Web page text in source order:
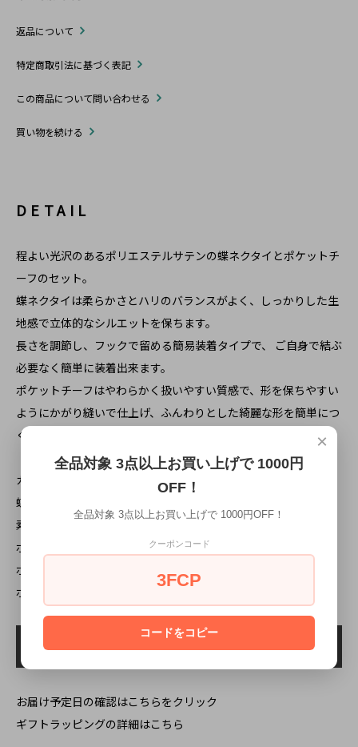
返品について
特定商取引法に基づく表記
この商品について問い合わせる
買い物を続ける
DETAIL
程よい光沢のあるポリエステルサテンの蝶ネクタイとポケットチ
ーフのセット。
蝶ネクタイは柔らかさとハリのバランスがよく、しっかりした生
地感で立体的なシルエットを保ちます。
長さを調節し、フックで留める簡易装着タイプで、 ご自身で結ぶ
必要なく簡単に装着出来ます。
ポケットチーフはやわらかく扱いやすい質感で、形を保ちやすい
ようにかがり縫いで仕上げ、ふんわりとした綺麗な形を簡単につ
くれます。
カラー: ライラック
蝶ネクタイスタイル: 簡易装着タイプ
素材: ポリエステル
ボウタイリボンサイズ: 約11cm x 5.8cm
ボウタイネックサイズ: 約33cm～59cm
ポケットチーフサイズ: 約24cm x 24cm
お届け予定日の確認はこちらをクリック
ギフトラッピングの詳細はこちら
×
全品対象 3点以上お買い上げで 1000円
OFF！
全品対象 3点以上お買い上げで 1000円OFF！
クーポンコード
3FCP
コードをコピー